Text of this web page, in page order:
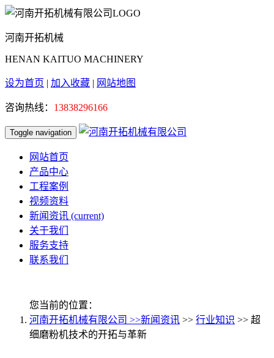
河南开拓机械
HENAN KAITUO MACHINERY
设为首页 | 加入收藏 | 网站地图
咨询热线： 13838296166
Toggle navigation
网站首页
产品中心
工程案例
视频资料
新闻资讯 (current)
关于我们
服务支持
联系我们
您当前的位置：
河南开拓机械有限公司 >>新闻资讯 >> 行业知识 >> 超
细磨粉机技术的开拓与革新